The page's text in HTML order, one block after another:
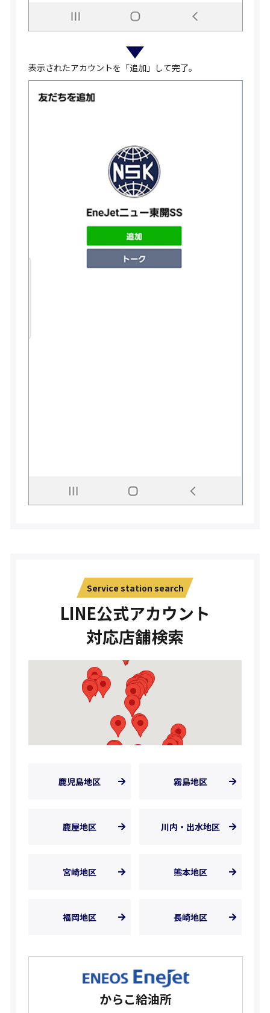
表示されたアカウントを「追加」して完了。
Service station search
LINE公式アカウント
対応店舗検索
鹿児島地区 霧島地区
鹿屋地区 川内・出水地区
宮崎地区 熊本地区
福岡地区 長崎地区
からこ給油所